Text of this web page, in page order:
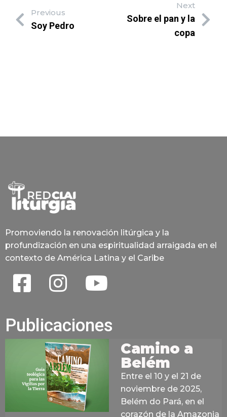
Previous
Soy Pedro
Next
Sobre el pan y la
copa
Promoviendo la renovación litúrgica y la
profundización en una espiritualidad arraigada en el
contexto de América Latina y el Caribe
Publicaciones
Camino a
Belém
Entre el 10 y el 21 de
noviembre de 2025,
Belém do Pará, en el
corazón de la Amazonia